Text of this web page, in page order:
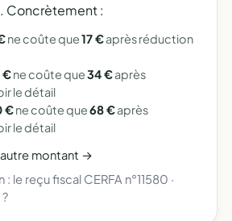
Concrètement :
ne coûte que17 €après réduction
€ne coûte que34 €après
le détail
€ne coûte que68 €après
le détail
montant →
: le reçu fiscal CERFA n°11580 ·